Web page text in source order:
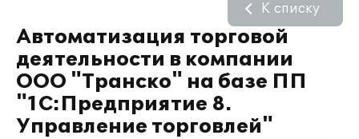
Автоматизация торговой
деятельности в компании
ООО "Транско" на базе ПП
"1С:Предприятие 8.
Управление торговлей"
К списку